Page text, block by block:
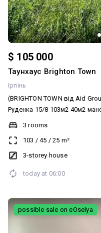
$ 105 000
Таунхаус Brighton Town
Ірпінь
(BRIGHTON TOWN від Aid
Руденка 15/8 103м2 40м2 мансарда КУТОВИЙ, 2 сотки землі
Клінкерна цегла облицювання
штукатурка всі 3 поверхи В
поставити 2 великі авто на
Центральним парком, виїзд
земля, 12% будинок Світло,
3 rooms
103 /45 /25 m²
3-storey house
today at 06:00
possible sale on eOselya